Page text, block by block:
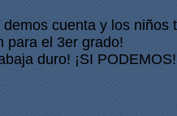
cuenta y los niños
para el 3er grado!
y trabaja duro! ¡SI PODEMOS!